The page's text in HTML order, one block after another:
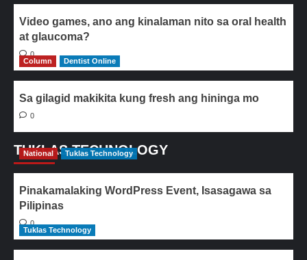
Video games, ano ang kinalaman nito sa oral health
at glaucoma?
0
Column
Dentist Online
Sa gilagid makikita kung fresh ang hininga mo
0
TUKLAS TECHNOLOGY
National Tuklas Technology
Pinakamalaking WordPress Event, Isasagawa sa
Pilipinas
0
Tuklas Technology